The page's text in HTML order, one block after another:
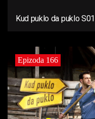
Kud puklo da puklo
Epizoda 166